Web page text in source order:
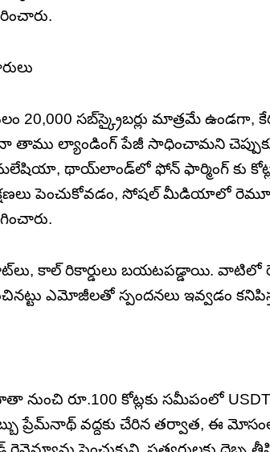
20,000 సబ్‌స్క్రైబర్లు మాత్రమే ఉండగా,
తాము ల్యాండింగ్ పేజీ సాధించామని
థాయ్‌లాండ్‌లో ఫోన్ ఫార్మింగ్ కు కోట్లు
పెంచుకోవడం, సోషల్ మీడియాలో
కాల్ రికార్డులు బయటపడ్డాయి. వాటిలో
ఎమోజీలతో స్పందనలు ఇవ్వడం
రూ.100 కోట్లకు సమీపంలో USDT
ప్రేమ్‌నాథ్ వద్దకు చేరిన తర్వాత, ఈ